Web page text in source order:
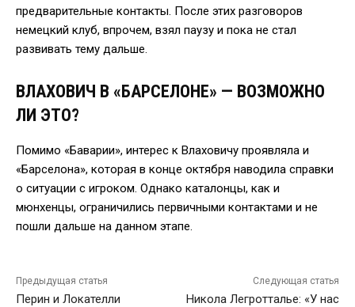
предварительные контакты. После этих разговоров
немецкий клуб, впрочем, взял паузу и пока не стал
развивать тему дальше.
ВЛАХОВИЧ В «БАРСЕЛОНЕ» — ВОЗМОЖНО
ЛИ ЭТО?
Помимо «Баварии», интерес к Влаховичу проявляла и
«Барселона», которая в конце октября наводила справки
о ситуации с игроком. Однако каталонцы, как и
мюнхенцы, ограничились первичными контактами и не
пошли дальше на данном этапе.
Предыдущая статья
Перин и Локателли
Следующая статья
Никола Легротталье: «У нас